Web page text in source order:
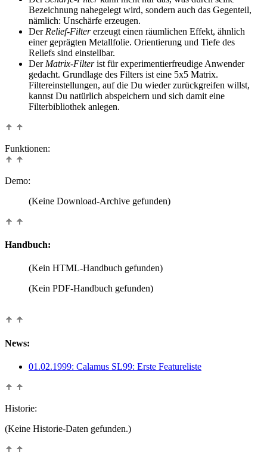
Bezeichnung nahegelegt wird, sondern auch das Gegenteil,
nämlich: Unschärfe erzeugen.
Der Relief-Filtererzeugt einen räumlichen Effekt, ähnlich
einer geprägten Metallfolie. Orientierung und Tiefe des
Reliefs sind einstellbar.
Der Matrix-Filterist für experimentierfreudige Anwender
gedacht. Grundlage des Filters ist eine 5x5 Matrix.
Filtereinstellungen, auf die Du wieder zurückgreifen willst,
kannst Du natürlich abspeichern und sich damit eine
Filterbibliothek anlegen.
Funktionen:
Demo:
(Keine Download-Archive gefunden)
Handbuch:
(Kein HTML-Handbuch gefunden)
(Kein PDF-Handbuch gefunden)
News:
01.02.1999: Calamus SL99: Erste Featureliste
Historie:
(Keine Historie-Daten gefunden.)